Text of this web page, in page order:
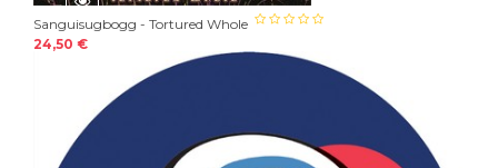
Sanguisugbogg - Tortured Whole
24,50 €